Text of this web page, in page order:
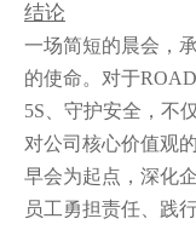
结论
一场简短的晨会，
的使命。对于
5S、守护安全，不
对公司核心价值观
早会为起点，深化
员工勇担责任、践